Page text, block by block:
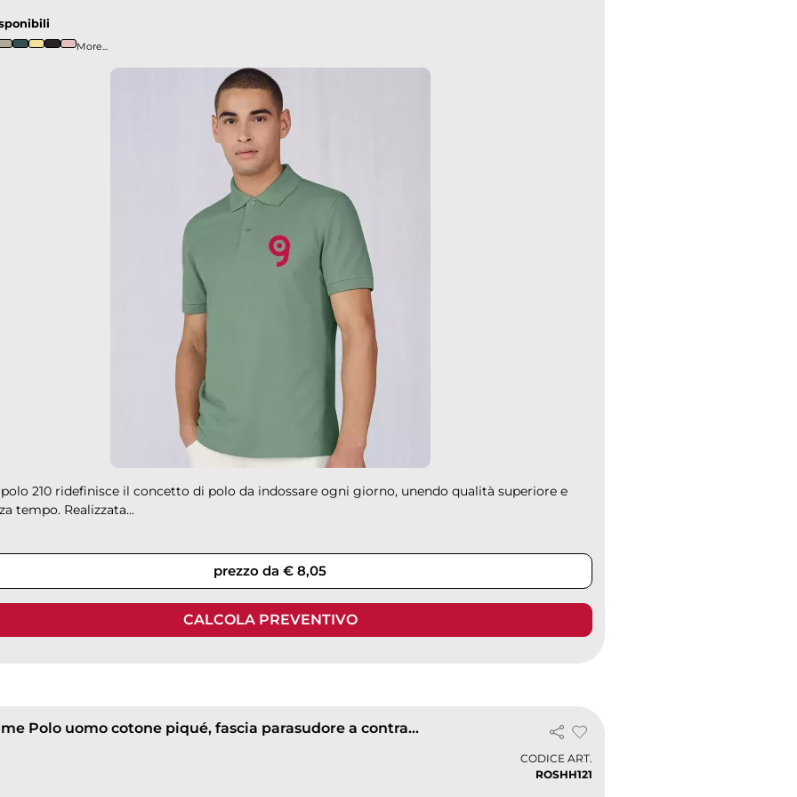
More...
polo 210 ridefinisce il concetto di polo da indossare ogni giorno, unendo qualità superiore e
tempo. Realizzata...
prezzo da € 8,05
CALCOLA PREVENTIVO
Take Time Polo uomo cotone piqué, fascia parasudore a contrasto
CODICE ART.
ROSHH121